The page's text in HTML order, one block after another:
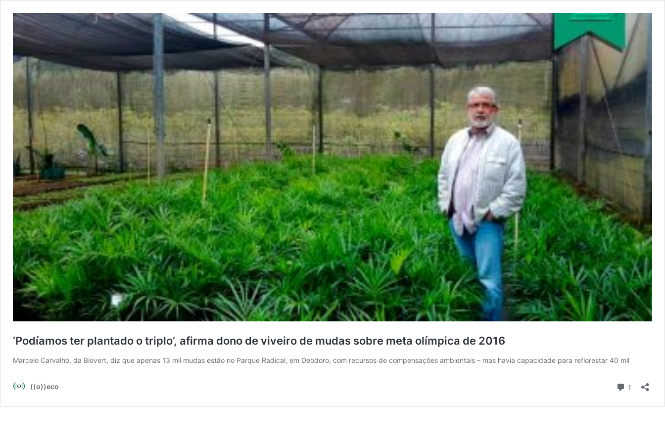
‘Podíamos ter plantado o triplo’, afirma dono de viveiro de mudas sobre meta olímpica de 2016
Marcelo Carvalho, da Biovert, diz que apenas 13 mil mudas estão no Parque Radical, em Deodoro, com recursos de compensações ambientais – mas havia capacidade para reflorestar 40 mil
((o))eco 1